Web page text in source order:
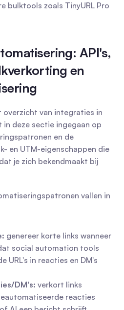
bulktools zoals TinyURL Pro
API's,
en
overzicht van integraties in
deze sectie ingegaan op
en de
en UTM-eigenschappen die
je zich bekendmaakt bij
vallen in
genereer korte links wanneer
social automation tools
URL's in reacties en DM's
DM's: verkort links
reacties